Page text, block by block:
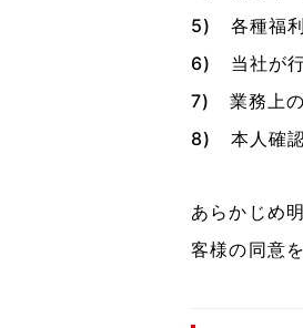
5) 各種福利
6) 当社が行
7) 業務上の
8) 本人確認
あらかじめ
客様の同意